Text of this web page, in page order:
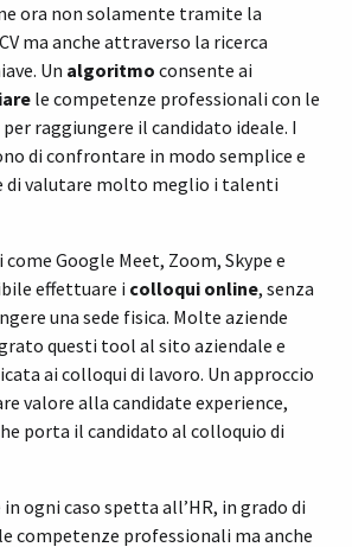
ora non solamente tramite la
ma anche attraverso la ricerca
Un algoritmo consente ai
le competenze professionali con le
raggiungere il candidato ideale. I
di confrontare in modo semplice e
di valutare molto meglio i talenti
Google Meet, Zoom, Skype e
effettuare i colloqui online, senza
una sede fisica. Molte aziende
questi tool al sito aziendale e
ai colloqui di lavoro. Un approccio
valore alla candidate experience,
porta il candidato al colloquio di
ogni caso spetta all’HR, in grado di
competenze professionali ma anche